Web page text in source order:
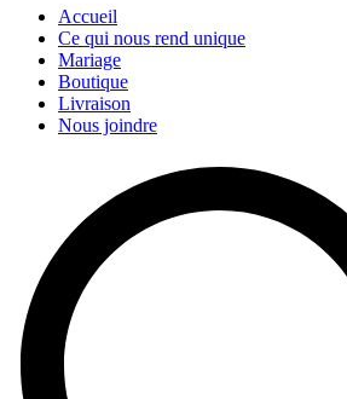
Accueil
Ce qui nous rend unique
Mariage
Boutique
Livraison
Nous joindre